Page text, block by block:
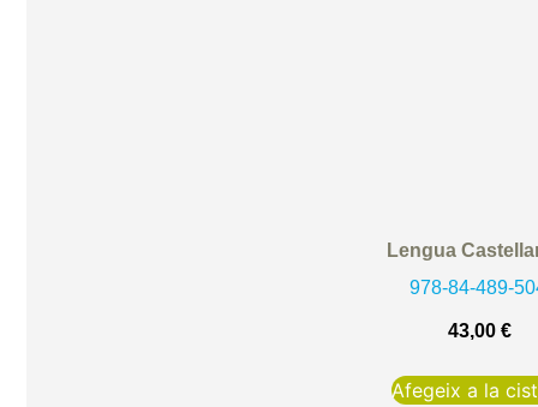
Lengua
978-84-489-
43,00€
Afegeix a la